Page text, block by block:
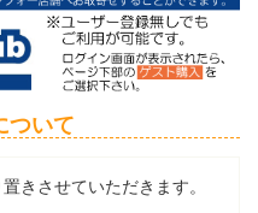
ついて
きさせていただきます。